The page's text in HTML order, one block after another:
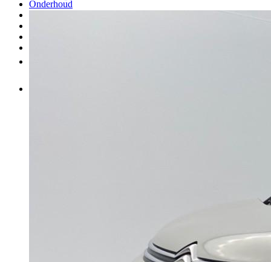
Onderhoud